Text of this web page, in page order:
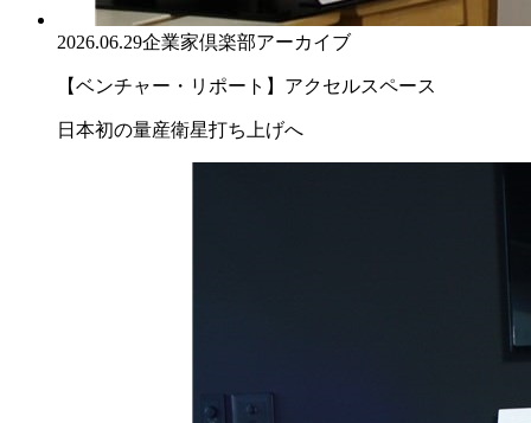
2026.06.29企業家倶楽部アーカイブ
【ベンチャー・リポート】アクセルスペース
日本初の量産衛星打ち上げへ